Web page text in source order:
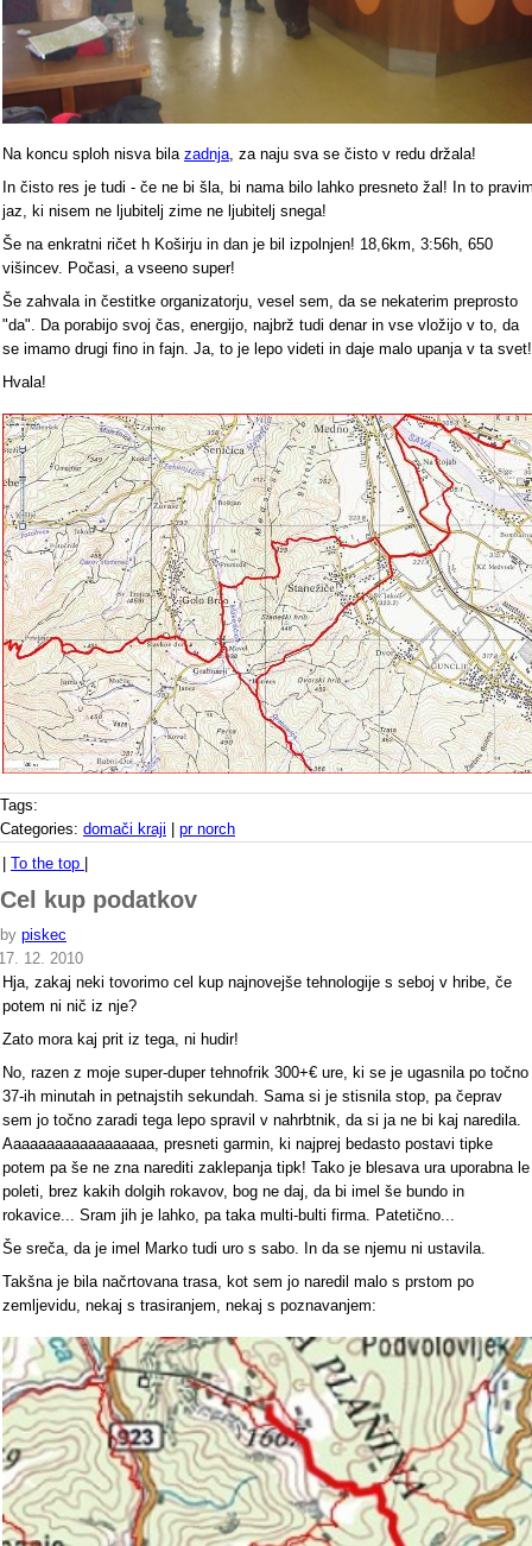
Na koncu sploh nisva bila zadnja , za naju sva se čisto v redu držala!
In čisto res je tudi - če ne bi šla, bi nama bilo lahko presneto žal! In to
jaz, ki nisem ne ljubitelj zime ne ljubitelj snega!
Še na enkratni ričet h Koširju in dan je bil izpolnjen! 18,6km, 3:56h, 650
višincev. Počasi, a vseeno super!
Še zahvala in čestitke organizatorju, vesel sem, da se nekaterim preprosto
"da". Da porabijo svoj čas, energijo, najbrž tudi denar in vse vložijo v to, da
se imamo drugi fino in fajn. Ja, to je lepo videti in daje malo upanja v ta svet!
Hvala!
Tags:
Categories: domači kraji | pr norch
| To the top |
Cel kup podatkov
by piskec
12. 2010
Hja, zakaj neki tovorimo cel kup najnovejše tehnologije s seboj v hribe, če
potem ni nič iz nje?
Zato mora kaj prit iz tega, ni hudir!
No, razen z moje super-duper tehnofrik 300+€ ure, ki se je ugasnila po točno
37-ih minutah in petnajstih sekundah. Sama si je stisnila stop, pa čeprav
sem jo točno zaradi tega lepo spravil v nahrbtnik, da si ja ne bi kaj naredila.
Aaaaaaaaaaaaaaaaaa, presneti garmin, ki najprej bedasto postavi tipke
potem pa še ne zna narediti zaklepanja tipk! Tako je blesava ura uporabna le
poleti, brez kakih dolgih rokavov, bog ne daj, da bi imel še bundo in
rokavice... Sram jih je lahko, pa taka multi-bulti firma. Patetično...
Še sreča, da je imel Marko tudi uro s sabo. In da se njemu ni ustavila.
Takšna je bila načrtovana trasa, kot sem jo naredil malo s prstom po
zemljevidu, nekaj s trasiranjem, nekaj s poznavanjem: